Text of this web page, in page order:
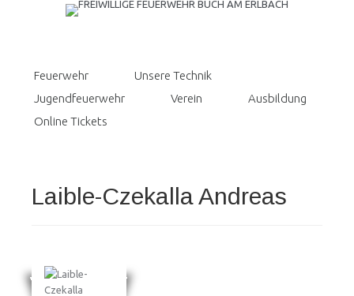
Feuerwehr
Unsere Technik
Jugendfeuerwehr
Verein
Ausbildung
Online Tickets
Laible-Czekalla Andreas